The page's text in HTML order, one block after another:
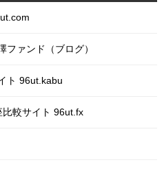
ァンド（ブログ）
ト 96ut.kabu
較サイト 96ut.fx